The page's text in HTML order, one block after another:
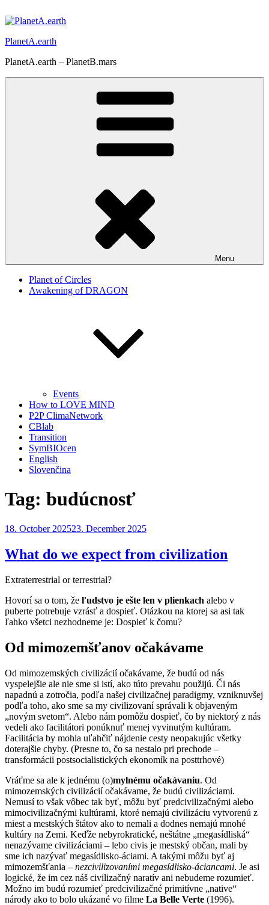
to
PlanetA.earth
PlanetA.earth – PlanetB.mars
Menu
Planet of Circles
Awakening of DRΛGON
Events
How to LOVE MIND
P2P ClimaNetwork
CBlab
Transition
SymBIOcen
English
Slovenčina
Tag: budúcnosť
Posted
18. October 202523. December 2025
What do we expect from civilization
Extraterrestrial or terrestrial?
Hovorí sa o tom, že ľudstvo je ešte len v plienkach alebo v
puberte potrebuje vzrásť a dospieť. Otázkou na ktorej sa asi tak
ľahko všetci nezhodneme je: Dospieť k čomu?
Od mimozemšťanov očakávame
Od mimozemských civilizácií očakávame, že budú od nás
vyspelejšie ale nie sme si istí, ako túto prevahu použijú. Či nás
napadnú a zotročia, podľa našej civilizačnej paradigmy, vzniknuvšej
podľa toho, ako sme sa my civilizovaní správali k objaveným
„novým svetom“. Alebo nám pomôžu dospieť, čo by niektorý z nás
vedeli ako facilitátori ponúknuť menej vyvinutým kultúram.
Facilitácia by mohla uľahčiť nájdenie cesty neopakujúc všetky
doterajšie chyby. (Presne to, čo sa nestalo pri prechode –
transformácii postsocialistických ekonomík na posttrhové)
Vráťme sa ale k jednému (o)mylnému očakávaniu. Od
mimozemských civilizácií očakávame, že budú civilizáciami.
Nemusí to však vôbec tak byť, môžu byť predcivilizačnými alebo
mimocivilizačnými kultúrami, ktoré nemajú civilizáciu vytvorenú z
miest a mestských štátov ako to nemali a dodnes nemajú mnohé
kultúry na Zemi. Keďže nebyrokratické, neštátne „megasídliská“
nenazývame civilizáciami – lebo civis je mestský občan, mali by
sme ich nazývať megasídlisko-áciami. A takými môžu byť aj
mimozemšťania – nezcivilizovaními megasídlisko-áciancami. Je asi
logické, že im cez náš civilizačný naratív ani nebudeme rozumieť.
Možno im budú rozumieť predcivilizačné primitívne „native“
národy ako to bolo ukázané vo filme La Belle Verte (1996).